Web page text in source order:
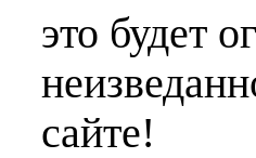
это будет
сайте!